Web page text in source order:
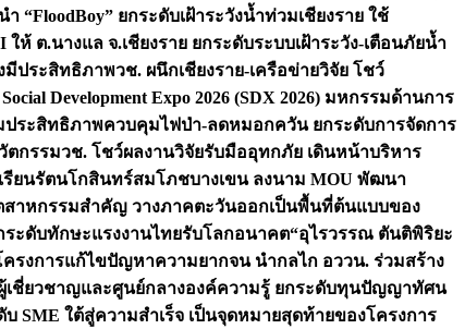
ำ “FloodBoy” ยกระดับเฝ้าระวังน้ำท่วมเชียงราย ใช้
ห้ ต.นางแล จ.เชียงราย ยกระดับระบบเฝ้าระวัง-เตือนภัยน้ำ
มีประสิทธิภาพวช. ผนึกเชียงราย-เครือข่ายวิจัย โชว์
Development Expo 2026 (SDX 2026) มหกรรมด้านการ
ประสิทธิภาพควบคุมไฟป่า-ลดหมอกควัน ยกระดับการจัดการ
ตกรรมวช. โชว์ผลงานวิจัยรับมืออุทกภัย เดินหน้าบริหาร
ยนรัตนโกสินทร์สมโภชบางเขน ลงนาม MOU พัฒนา
สาหกรรมสำคัญ วางภาคตะวันออกเป็นพื้นที่ต้นแบบของ
กระดับทักษะแรงงานไทยรับโลกอนาคต“อุไรวรรณ ตันติพิริยะ
รงการแก้ไขปัญหาความยากจน นำกลไก อววน. ร่วมสร้าง
เชี่ยวชาญและศูนย์กลางองค์ความรู้ ยกระดับทุนปัญญาทัศน
SME ใต้สู่ความสำเร็จ เป็นจุดหมายสุดท้ายของโครงการ